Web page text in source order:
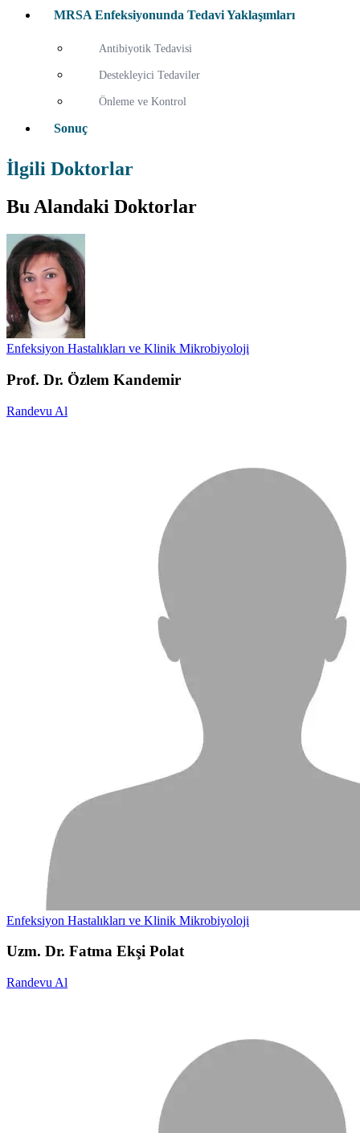
MRSA Enfeksiyonunda Tedavi Yaklaşımları
Antibiyotik Tedavisi
Destekleyici Tedaviler
Önleme ve Kontrol
Sonuç
İlgili Doktorlar
Bu Alandaki Doktorlar
Enfeksiyon Hastalıkları ve Klinik Mikrobiyoloji
Prof. Dr. Özlem Kandemir
Randevu Al
Enfeksiyon Hastalıkları ve Klinik Mikrobiyoloji
Uzm. Dr. Fatma Ekşi Polat
Randevu Al